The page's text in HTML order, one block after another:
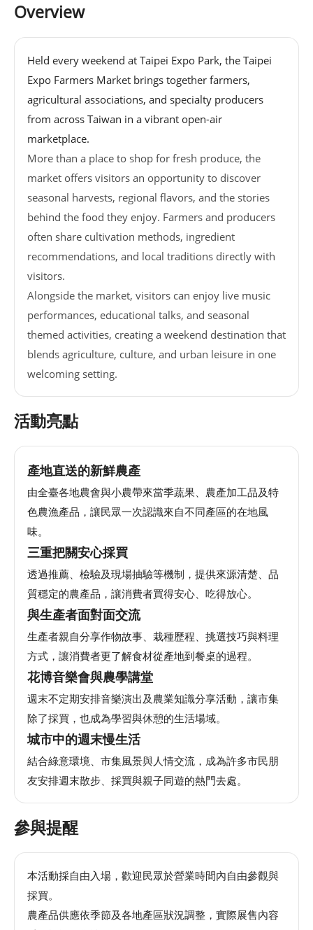
基
地
場
館
租
借
花
博
公
園
回
首
頁
網
站
導
覽
EN
Instagram
Facebook
隱
私
權
及
網
站
安
全
政
策
Overview
Held every weekend at Taipei Expo Park, the Taipei
Expo Farmers Market brings together farmers,
agricultural associations, and specialty producers
from across Taiwan in a vibrant open-air
marketplace.
More than a place to shop for fresh produce, the
market offers visitors an opportunity to discover
seasonal harvests, regional flavors, and the stories
behind the food they enjoy. Farmers and producers
often share cultivation methods, ingredient
recommendations, and local traditions directly with
visitors.
Alongside the market, visitors can enjoy live music
performances, educational talks, and seasonal
themed activities, creating a weekend destination that
blends agriculture, culture, and urban leisure in one
welcoming setting.
活動亮點
產地直送的新鮮農產
由全臺各地農會與小農帶來當季蔬果、農產加工品及特
色農漁產品，讓民眾一次認識來自不同產區的在地風
味。
三重把關安心採買
透過推薦、檢驗及現場抽驗等機制，提供來源清楚、品
質穩定的農產品，讓消費者買得安心、吃得放心。
與生產者面對面交流
生產者親自分享作物故事、栽種歷程、挑選技巧與料理
方式，讓消費者更了解食材從產地到餐桌的過程。
花博音樂會與農學講堂
週末不定期安排音樂演出及農業知識分享活動，讓市集
除了採買，也成為學習與休憩的生活場域。
城市中的週末慢生活
結合綠意環境、市集風景與人情交流，成為許多市民朋
友安排週末散步、採買與親子同遊的熱門去處。
參與提醒
本活動採自由入場，歡迎民眾於營業時間內自由參觀與
採買。
農產品供應依季節及各地產區狀況調整，實際展售內容